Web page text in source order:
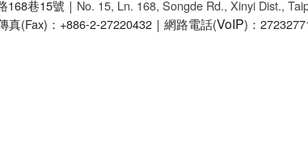
巷15號｜ No. 15, Ln. 168, Songde Rd., Xinyi Dist.,
真(Fax)：+886-2-27220432｜網路電話(VoIP)：